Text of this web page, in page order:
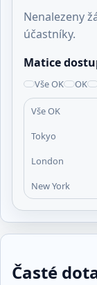
Nenalezeny
účastníky.
Matice
Vše OK OK
Vše OK
Tokyo
London
New York
Časté